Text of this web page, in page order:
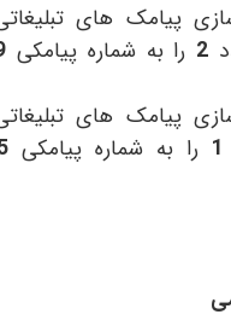
پیامک های تبلیغاتی
2 را به شماره پیامکی
پیامک های تبلیغاتی
1 را به شماره پیامکی